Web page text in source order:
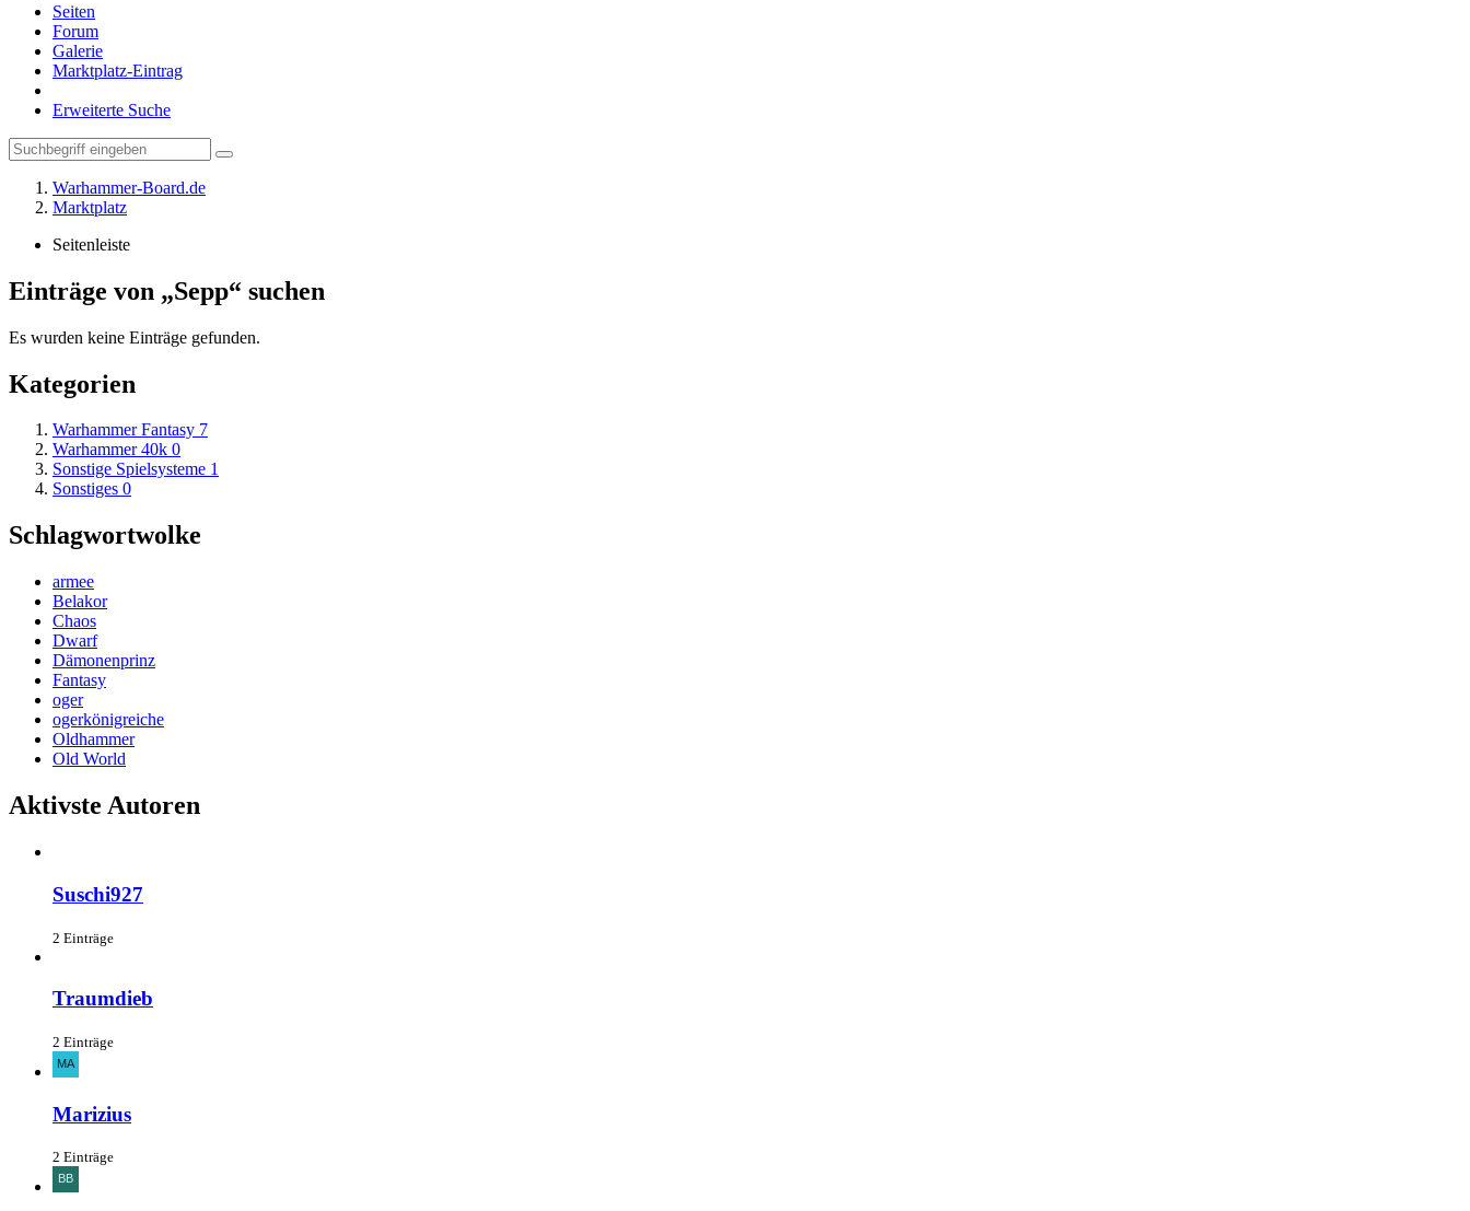
Seiten
Forum
Galerie
Marktplatz-Eintrag
Erweiterte Suche
Warhammer-Board.de
Marktplatz
Seitenleiste
Einträge von „Sepp“ suchen
Es wurden keine Einträge gefunden.
Kategorien
Warhammer Fantasy 7
Warhammer 40k 0
Sonstige Spielsysteme 1
Sonstiges 0
Schlagwortwolke
armee
Belakor
Chaos
Dwarf
Dämonenprinz
Fantasy
oger
ogerkönigreiche
Oldhammer
Old World
Aktivste Autoren
Suschi927
2 Einträge
Traumdieb
2 Einträge
Marizius
2 Einträge